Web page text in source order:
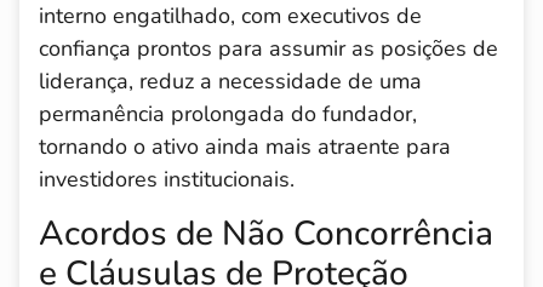
interno engatilhado, com executivos de
confiança prontos para assumir as posições de
liderança, reduz a necessidade de uma
permanência prolongada do fundador,
tornando o ativo ainda mais atraente para
investidores institucionais.
Acordos de Não Concorrência
e Cláusulas de Proteção